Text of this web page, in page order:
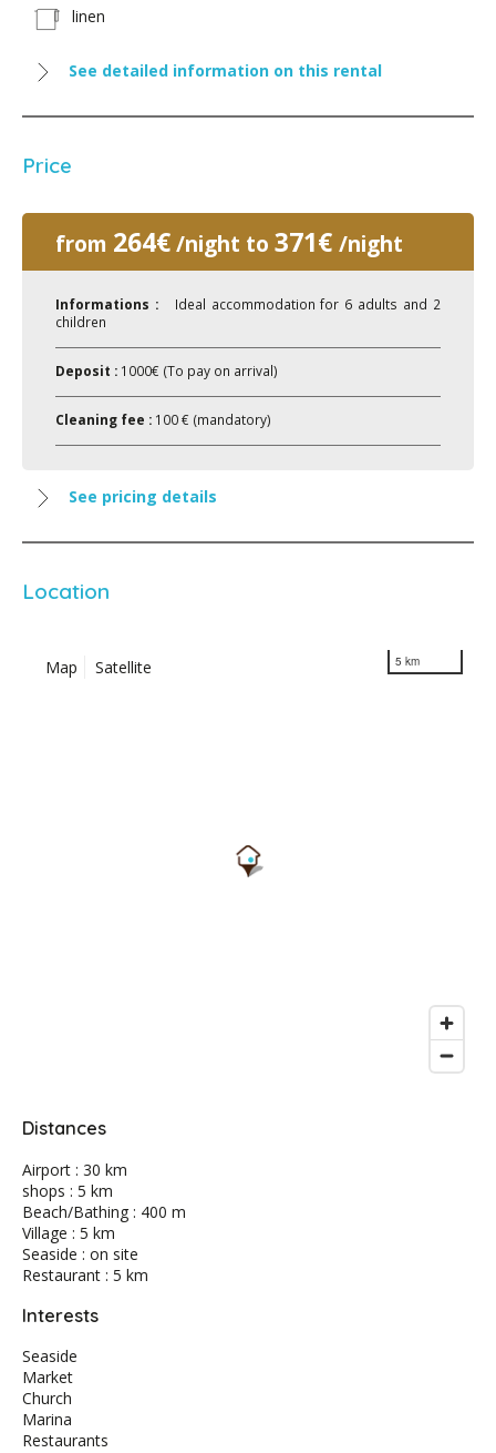
linen
See detailed information on this rental
Price
from 264€/night to 371€ /night
Informations :
Ideal accommodation for 6 adults and 2
children
Deposit : 1000€ (To pay on arrival)
Cleaning fee : 100 € (mandatory)
See pricing details
Location
Map Satellite 5 km
Distances
Airport : 30 km
shops : 5 km
Beach/Bathing : 400 m
Village : 5 km
Seaside : on site
Restaurant : 5 km
Interests
Seaside
Market
Church
Marina
Restaurants